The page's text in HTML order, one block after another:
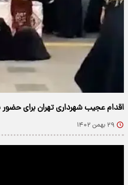
اقدام عجیب شهرداری تهران برای
۲۹ بهمن ۱۴۰۲